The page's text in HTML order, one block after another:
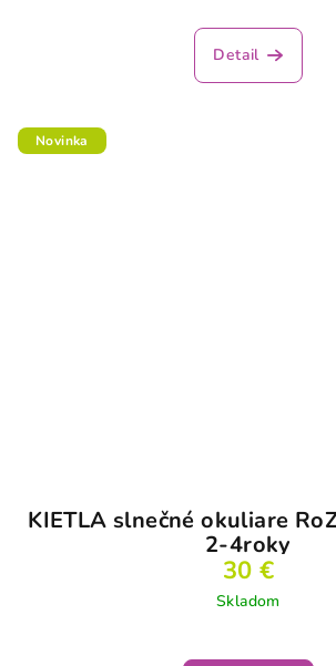
Detail
Novinka
KIETLA slnečné okuliare
2-4roky
30 €
Skladom